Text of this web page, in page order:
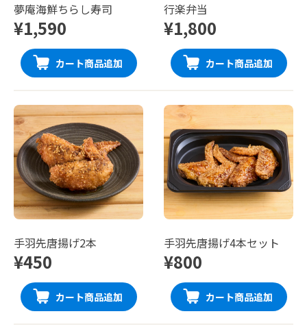
夢庵海鮮ちらし寿司
¥1,590
カート商品追加
行楽弁当
¥1,800
カート商品追加
手羽先唐揚げ2本
¥450
カート商品追加
手羽先唐揚げ4本セット
¥800
カート商品追加